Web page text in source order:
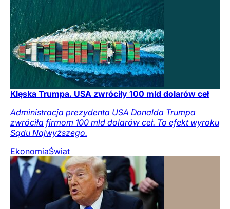
Klęska Trumpa. USA zwróciły 100 mld dolarów ceł
Administracja prezydenta USA Donalda Trumpa
zwróciła firmom 100 mld dolarów ceł. To efekt wyroku
Sądu Najwyższego.
EkonomiaŚwiat